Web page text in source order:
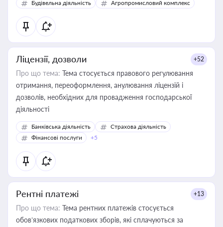
Будівельна діяльність Агропромисловий комплекс
Ліцензії, дозволи +52
Про що тема: Тема стосується правового регулювання
отримання, переоформлення, анулювання ліцензій і
дозволів, необхідних для провадження господарської
діяльності
Банківська діяльність
Страхова діяльність
Фінансові послуги
+5
Рентні платежі +13
Про що тема: Тема рентних платежів стосується
обов’язкових податкових зборів, які сплачуються за